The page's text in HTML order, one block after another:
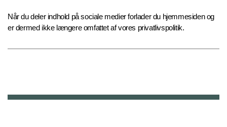
Når du deler indhold på sociale medier forlader du hjemmesiden og
er dermed ikke længere omfattet af vores privatlivspolitik.